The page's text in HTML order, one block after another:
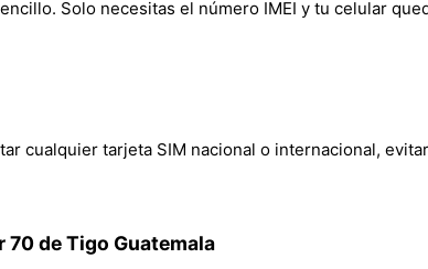
Solo necesitas el número IMEI y tu celular
cualquier tarjeta SIM nacional o internacional,
70 de Tigo Guatemala